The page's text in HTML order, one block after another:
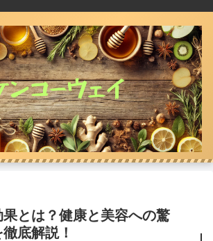
とは？健康と美容への驚
底解説！